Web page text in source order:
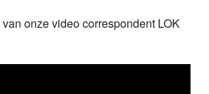
onze video correspondent LOK